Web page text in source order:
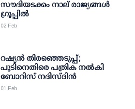
സൗദിയടക്കം നാല് രാജ്യങ്ങൾ
ഗ്രൂപ്പിൽ
02 Feb
റഷ്യൻ തിരഞ്ഞെടുപ്പ്;
പുടിനെതിരെ പത്രിക നൽകി
ബോറിസ് നദിസ്ദിൻ
01 Feb